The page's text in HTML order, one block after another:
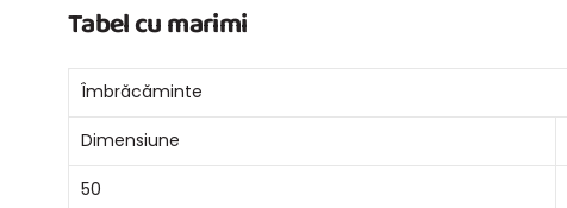
Tabel cu marimi
Îmbrăcăminte
Dimensiune
50